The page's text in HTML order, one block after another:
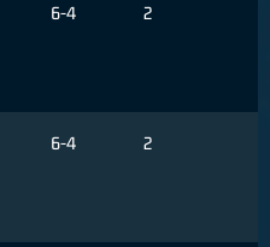
6-4 2
6-4 2